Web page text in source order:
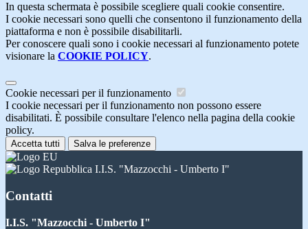
In questa schermata è possibile scegliere quali cookie consentire.
I cookie necessari sono quelli che consentono il funzionamento della
piattaforma e non è possibile disabilitarli.
Per conoscere quali sono i cookie necessari al funzionamento potete
visionare la COOKIE POLICY.
Cookie necessari per il funzionamento
I cookie necessari per il funzionamento non possono essere
disabilitati. È possibile consultare l'elenco nella pagina della cookie
policy.
Accetta tutti Salva le preferenze
I.I.S. "Mazzocchi - Umberto I"
Contatti
I.I.S. "Mazzocchi - Umberto I"